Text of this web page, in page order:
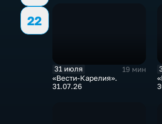
22
31 июля
19 мин
«Вести-Карелия».
31.07.26